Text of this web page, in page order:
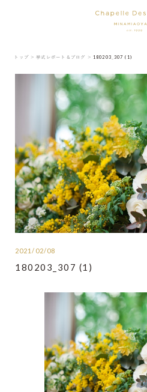
トップ ＞ 挙式レポート＆ブログ ＞ 180203_307 (1)
2021/02/08
180203_307 (1)